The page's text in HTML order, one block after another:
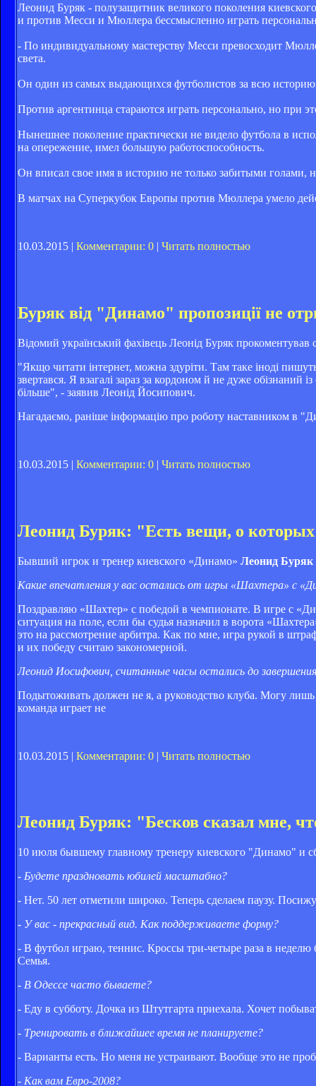
Леонид Буряк - полузащитник великого поколения
и против Месси и Мюллера бессмысленно играть
- По индивидуальному мастерству Месси превосходит
света.
Он один из самых выдающихся футболистов за всю
Против аргентинца стараются играть персонально, но при
Нынешнее поколение практически не видело футбола в
на опережение, имел большую работоспособность.
Он вписал свое имя в историю не только забитыми
В матчах на Суперкубок Европы против Мюллера умело
10.03.2015 | Комментарии: 0 | Читать полностью
Буряк від "Динамо" пропозиції не
Відомий український фахівець Леонід Буряк
"Якщо читати інтернет, можна здуріти. Там таке іноді
звертався. Я взагалі зараз за кордоном й не дуже обізнаний
більше", - заявив Леонід Йосипович.
Нагадаємо, раніше інформацію про роботу наставником в
10.03.2015 | Комментарии: 0 | Читать полностью
Леонид Буряк: "Есть вещи, о
Бывший игрок и тренер киевского «Динамо» Леонид Буряк
Какие впечатления у вас остались от игры «Шахтера» с
Поздравляю «Шахтер» с победой в чемпионате. В игре с
ситуация на поле, если бы судья назначил в ворота
это на рассмотрение арбитра. Как по мне, игра рукой в
и их победу считаю закономерной.
Леонид Иосифович, считанные часы остались до
Подытоживать должен не я, а руководство клуба. Могу лишь
команда играет не
10.03.2015 | Комментарии: 0 | Читать полностью
Леонид Буряк: "Бесков сказал мне,
10 июля бывшему главному тренеру киевского "Динамо" и
- Будете праздновать юбилей масштабно?
- Нет. 50 лет отметили широко. Теперь сделаем паузу.
- У вас - прекрасный вид. Как поддерживаете форму?
- В футбол играю, теннис. Кроссы три-четыре раза в неделю
Семья.
- В Одессе часто бываете?
- Еду в субботу. Дочка из Штутгарта приехала. Хочет
- Тренировать в ближайшее время не планируете?
- Варианты есть. Но меня не устраивают. Вообще это не
- Как вам Евро-2008?